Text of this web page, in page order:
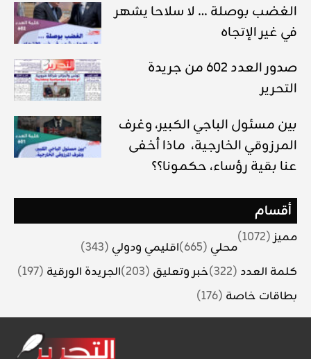
الغضب بوصلة … لا سلاحا يشهر
في غير الإتجاه
صدور العدد 602 من جريدة
التحرير
بين مسئول الباجي الكبير، وغرف
المرزوقي الخارجية، ماذا أخفى
عنا بقية رؤساء، حكمونا؟؟
أقسام
مميز(1072)
محلي (665) اقليمي ودولي (343)
كلمة العدد (322) خبر وتعليق (203) الجريدة الورقية (197)
بطاقات خاصة (176)